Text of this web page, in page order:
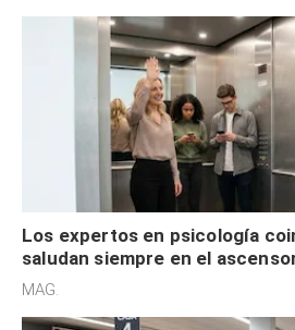
Los expertos en psicología
saludan siempre en el
defensiva y tienen apertura
MAG.